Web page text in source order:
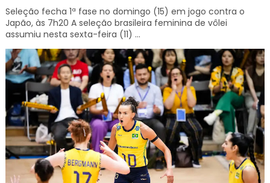
Seleção fecha 1ª fase no domingo (15) em jogo contra o
Japão, às 7h20 A seleção brasileira feminina de vôlei
assumiu nesta sexta-feira (11) ...